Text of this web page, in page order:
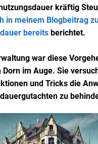
kräftig
in meinem Blogbeitrag
bereits berichtet.
war diese
Dorn im Auge. Sie
und Tricks die
zu